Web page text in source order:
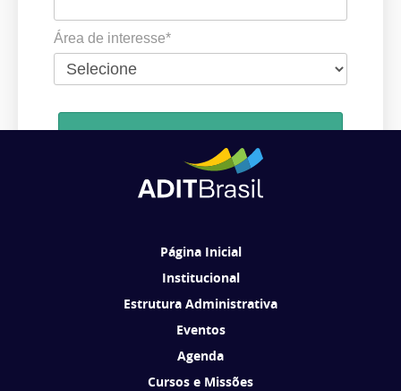
Área de interesse*
Ao se cadastrar, você concorda em receber comunicações da ADIT
Página Inicial
Institucional
Estrutura Administrativa
Eventos
Agenda
Cursos e Missões